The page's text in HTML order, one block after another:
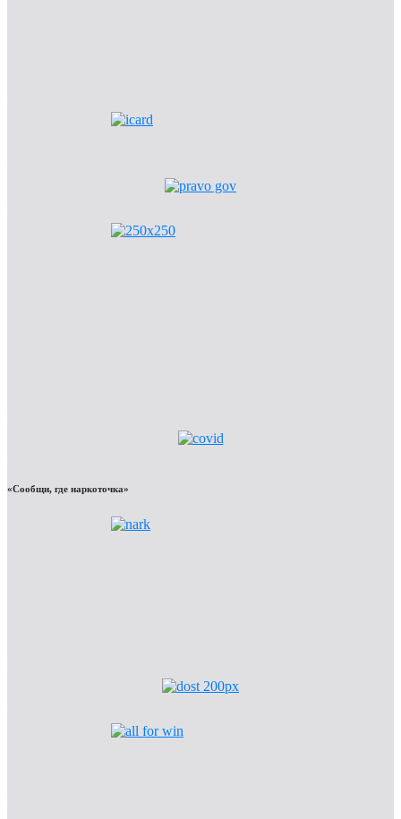
«Сообщи, где наркоточка»